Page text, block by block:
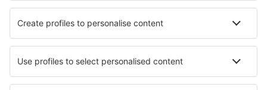
Hoteluri în Jarfalla Hoteluri în Cairnryan
Hoteluri în Biedenkopf Hoteluri în Bridgeport
Hoteluri Regenye Hoteluri în Ebene Reichenau